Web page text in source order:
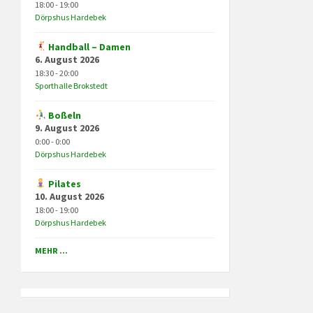
18:00 - 19:00
Dörpshus Hardebek
Handball – Damen
6. August 2026
18:30 - 20:00
Sporthalle Brokstedt
Boßeln
9. August 2026
0:00 - 0:00
Dörpshus Hardebek
Pilates
10. August 2026
18:00 - 19:00
Dörpshus Hardebek
MEHR ...